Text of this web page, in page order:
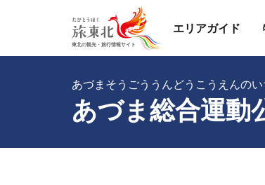
エリアガイド
あづま総合運動
あづまそうごううんどうこうえんの